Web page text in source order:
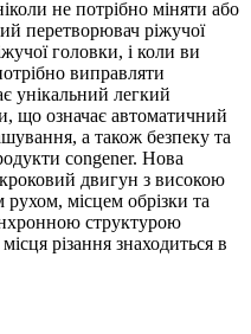
не потрібно міняти або
перетворювач ріжучої
головки, і коли ви
виправляти
унікальний легкий
що означає автоматичний
а також безпеку та
congener. Нова
кроковий двигун з високою
місцем обрізки та
структурою
різання знаходиться в